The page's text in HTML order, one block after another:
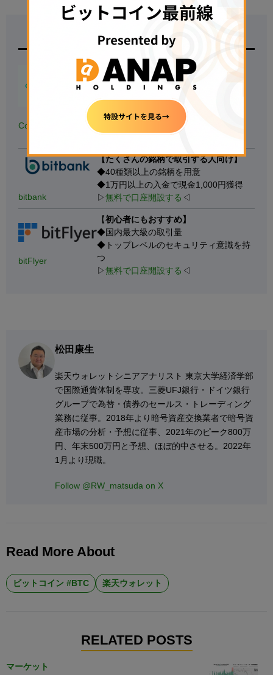
特徴
Coincheck
500円の少額投資から試せる！】
◆国内の暗号資産アプリダウンロード
数.No1
※対象：国内の暗号資産取引アプリ、データ協力：
AppTweak
、手数料も安い
▷
無料で口座開設する
bitbank
【たくさんの銘柄で取引する人向け】
◆40種類以上の銘柄を用意
◆1万円以上の入金で現金1,000円獲得
▷無料で口座開設する ◁
bitFlyer
【初心者にもおすすめ】
◆国内最大級の取引量
◆トップレベルのセキュリティ意識を持
つ
▷無料で口座開設する ◁
松田康生
楽天ウォレットシニアアナリスト 東京大学経済学部
で国際通貨体制を専攻。三菱UFJ銀行・ドイツ銀行
グループで為替・債券のセールス・トレーディング
業務に従事。2018年より暗号資産交換業者で暗号資
産市場の分析・予想に従事、2021年のピーク800万
円、年末500万円と予想、ほぼ的中させる。2022年
1月より現職。
Follow @RW_matsuda on X
Read More About
ビットコイン #BTC 楽天ウォレット
RELATED POSTS
マーケット